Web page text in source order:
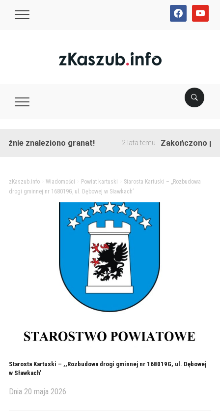
facebookyoutube
znaleziono granat! 2 lata temu Zakończono
zKaszub.info> Wiadomości Powiat kartuski
Starosta Kartuski – ,,Rozbudowa
drogi gminnej nr 168019G, ul. Dębowej w Sławkach’
Starosta Kartuski – ,,Rozbudowa drogi gminnej nr 168019G, ul. Dębowej
w Sławkach’
Dnia 20 maja 2026